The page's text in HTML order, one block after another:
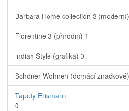
Barbara Home collection 3 (moderní)
Florentine 3 (přírodní) 1
Indian Style (grafika) 0
Schöner Wohnen (domácí značkové)
Tapety Erismann
0